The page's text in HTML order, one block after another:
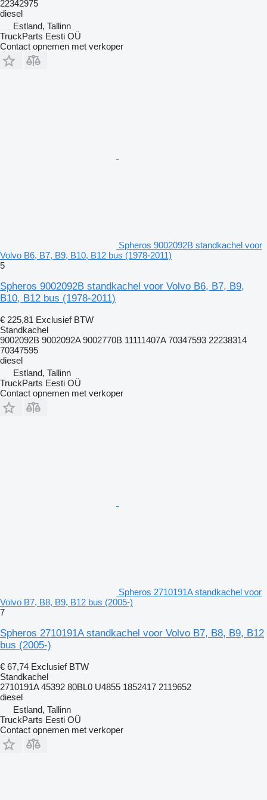
22342975
diesel
Estland, Tallinn
TruckParts Eesti OÜ
Contact opnemen met verkoper
Spheros 9002092B standkachel voor
Volvo B6, B7, B9, B10, B12 bus (1978-2011)
5
Spheros 9002092B standkachel voor Volvo B6, B7, B9,
B10, B12 bus (1978-2011)
€ 225,81 Exclusief BTW
Standkachel
9002092B 9002092A 9002770B 11111407A 70347593 22238314
70347595
diesel
Estland, Tallinn
TruckParts Eesti OÜ
Contact opnemen met verkoper
Spheros 2710191A standkachel voor
Volvo B7, B8, B9, B12 bus (2005-)
7
Spheros 2710191A standkachel voor Volvo B7, B8, B9, B12
bus (2005-)
€ 67,74 Exclusief BTW
Standkachel
2710191A 45392 80BL0 U4855 1852417 2119652
diesel
Estland, Tallinn
TruckParts Eesti OÜ
Contact opnemen met verkoper